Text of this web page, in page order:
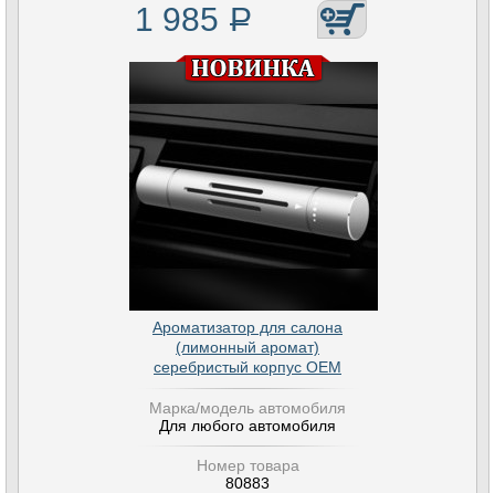
1 985 Р
Ароматизатор для салона
(лимонный аромат)
серебристый корпус OEM
Марка/модель автомобиля
Для любого автомобиля
Номер товара
80883